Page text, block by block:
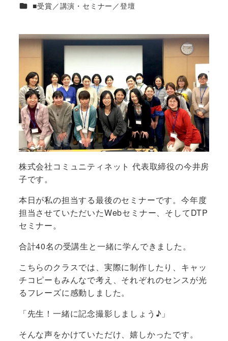
者
カテゴリー
■受賞／講演・セミナー／登壇
株式会社コミュニティネット 代表取締役の今井房
子です。
本日が私の担当する最後のセミナーです。今年度
担当させていただいたWebセミナー、そしてDTP
セミナー。
合計40名の受講生と一緒に学んできました。
こちらのクラスでは、実際に制作したり、キャッ
チコピーもみんなで考え、それぞれのセンスが光
るフレーズに感動しました。
「先生！一緒に記念撮影しましょう♪」
そんな声をかけていただけ、嬉しかったです。